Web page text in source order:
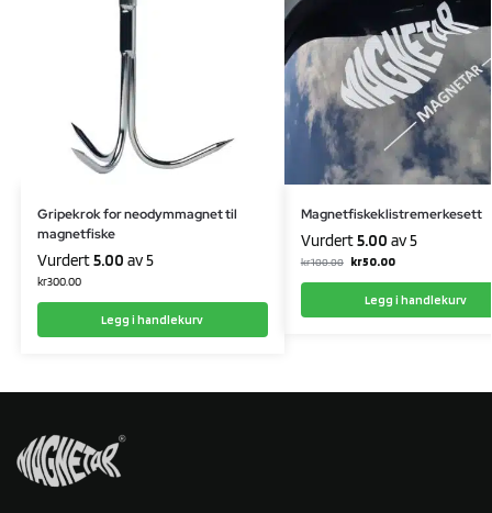
Gripekrok for neodymmagnet til
magnetfiske
Vurdert5.00 av 5
kr300.00
Legg i handlekurv
Magnetfiskeklistremerkesett
Vurdert5.00 av 5
kr100.00 kr50.00
Legg i handlekurv